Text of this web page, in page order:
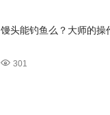
馒头能钓鱼么？大师的操
301